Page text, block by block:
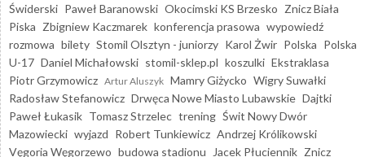
Świderski Paweł Baranowski Okocimski KS Brzesko Znicz Biała
Piska Zbigniew Kaczmarek konferencja prasowa wypowiedź
rozmowa bilety Stomil Olsztyn - juniorzy Karol Żwir Polska Polska
U-17 Daniel Michałowski stomil-sklep.pl koszulki Ekstraklasa
Piotr Grzymowicz Artur Aluszyk Mamry Giżycko Wigry Suwałki
Radosław Stefanowicz Drwęca Nowe Miasto Lubawskie Dajtki
Paweł Łukasik Tomasz Strzelec trening Świt Nowy Dwór
Mazowiecki wyjazd Robert Tunkiewicz Andrzej Królikowski
Vęgoria Węgorzewo budowa stadionu Jacek Płuciennik Znicz